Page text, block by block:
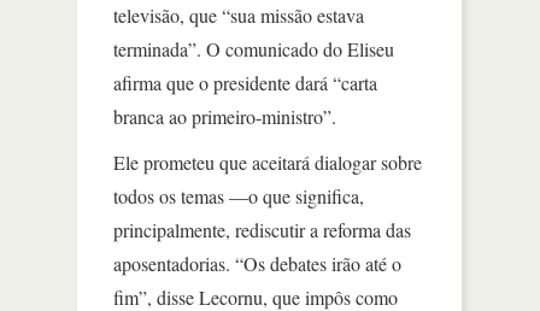
televisão, que “sua missão estava
terminada”. O comunicado do Eliseu
afirma que o presidente dará “carta
branca ao primeiro-ministro”.
Ele prometeu que aceitará dialogar sobre
todos os temas —o que significa,
principalmente, rediscutir a reforma das
aposentadorias. “Os debates irão até o
fim”, disse Lecornu, que impôs como